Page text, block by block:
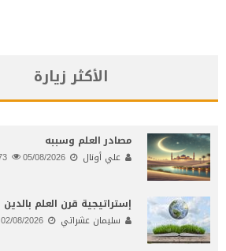
الأكثر زيارة
مصادر العلم وسببه
علي أونال 05/08/2026
إستراتيجية قرن العلم بالدين
سليمان عشراتي 02/08/2026